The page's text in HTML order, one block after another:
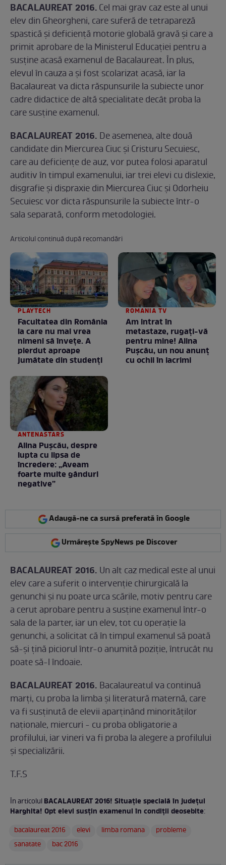
BACALAUREAT 2016.Cel mai grav caz este al unui
elev din Gheorgheni, care suferă de tetrapareză
spastică şi deficienţă motorie globală gravă şi care a
primit aprobare de la Ministerul Educaţiei pentru a
susţine acasă examenul de Bacalaureat. În plus,
elevul în cauza a şi fost scolarizat acasă, iar la
Bacalaureat va dicta răspunsurile la subiecte unor
cadre didactice de altă specialitate decât proba la
care susţine examenul.
BACALAUREAT 2016. De asemenea, alte două
candidate din Miercurea Ciuc şi Cristuru Secuiesc,
care au deficienţe de auz, vor putea folosi aparatul
auditiv în timpul examenului, iar trei elevi cu dislexie,
disgrafie şi dispraxie din Miercurea Ciuc şi Odorheiu
Secuiesc vor dicta răspunsurile la subiecte într-o
sala separată, conform metodologiei.
Articolul continuă după recomandări
PLAYTECH
Facultatea din România
la care nu mai vrea
nimeni să înveţe. A
pierdut aproape
jumătate din studenţi
ROMANIA TV
Am intrat în
metastaze, rugaţi-vă
pentru mine! Alina
Puşcău, un nou anunţ
cu ochii în lacrimi
ANTENASTARS
Alina Pușcău, despre
lupta cu lipsa de
încredere: „Aveam
foarte multe gânduri
negative”
Adaugă-ne ca sursă preferată în Google
Urmărește SpyNews pe Discover
BACALAUREAT 2016. Un alt caz medical este al unui
elev care a suferit o intervenţie chirurgicală la
genunchi şi nu poate urca scările, motiv pentru care
a cerut aprobare pentru a susţine examenul într-o
sala de la parter, iar un elev, tot cu operaţie la
genunchi, a solicitat că în timpul examenul să poată
să-şi ţină piciorul într-o anumită poziţie, întrucât nu
poate să-l îndoaie.
BACALAUREAT 2016. Bacalaureatul va continuă
marţi, cu proba la limba şi literatură maternă, care
va fi susţinută de elevii aparţinând minorităţilor
naţionale, miercuri - cu proba obligatorie a
profilului, iar vineri va fi proba la alegere a profilului
şi specializării.
T.F.S
În articolulBACALAUREAT 2016! Situaţie specială în judeţul
Harghita! Opt elevi susţin examenul în condiţii deosebite:
bacalaureat 2016
elevi limba romana
probleme
sanatate
bac 2016